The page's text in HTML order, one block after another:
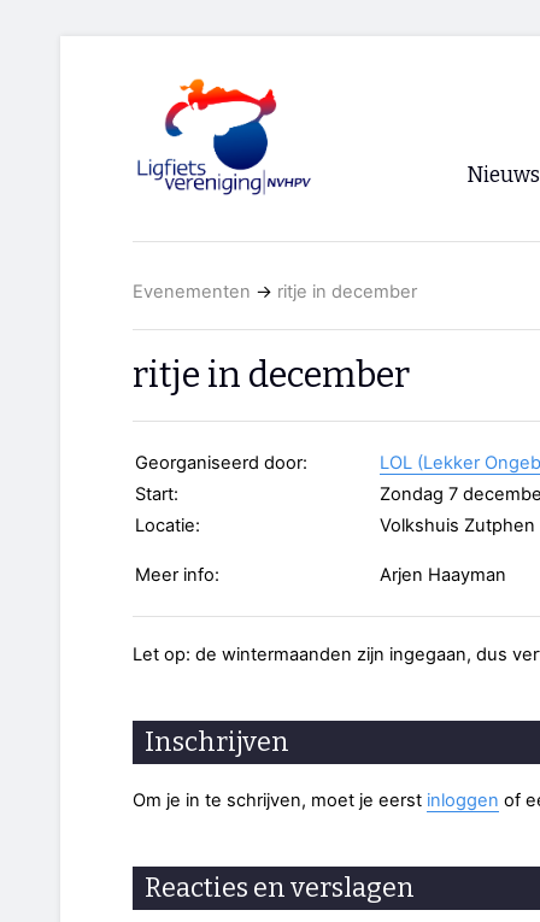
Nieuws
Evenementen → ritje in december
ritje in december
Georganiseerd door:
LOL (Lekker
Start:
Zondag 7
Locatie:
Volkshuis Zutphen
Meer info: Arjen Haayman
Let op: de wintermaanden zijn ingegaan, dus
Inschrijven
Om je in te schrijven, moet je eerst inloggen of
Reacties en verslagen